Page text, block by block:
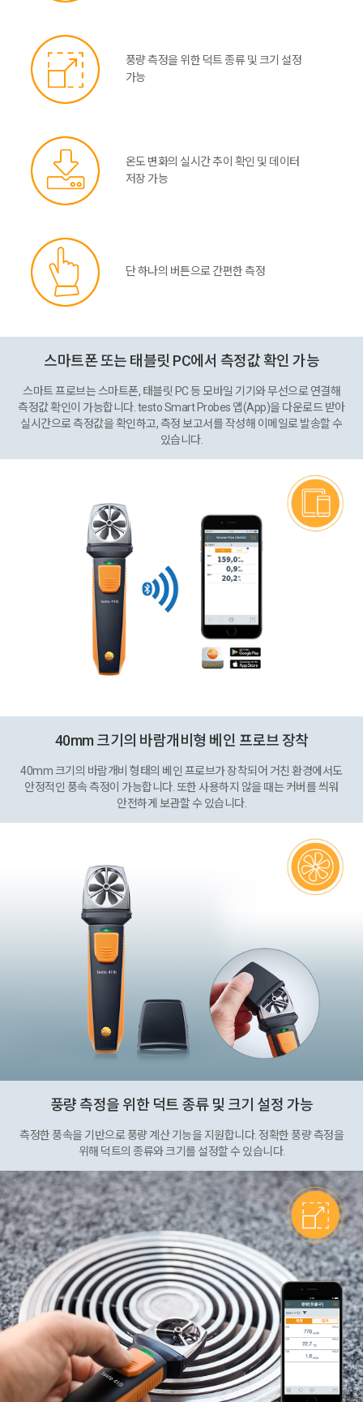
풍량 측정을 위한 덕트 종류 및 크기 설정
가능
온도 변화의 실시간 추이 확인 및 데이터
저장 가능
단 하나의 버튼으로 간편한 측정
스마트폰 또는 태블릿 PC에서 측정값 확인 가능
스마트 프로브는 스마트폰, 태블릿 PC 등 모바일 기기와 무선으로 연결해
측정값 확인이 가능합니다. testo Smart Probes 앱(App)을 다운로드 받아
실시간으로 측정값을 확인하고, 측정 보고서를 작성해 이메일로 발송할 수
있습니다.
40mm 크기의 바람개비형 베인 프로브 장착
40mm 크기의 바람개비 형태의 베인 프로브가 장착되어 거친 환경에서도
안정적인 풍속 측정이 가능합니다. 또한 사용하지 않을 때는 커버를 씌워
안전하게 보관할 수 있습니다.
풍량 측정을 위한 덕트 종류 및 크기 설정 가능
측정한 풍속을 기반으로 풍량 계산 기능을 지원합니다. 정확한 풍량 측정을
위해 덕트의 종류와 크기를 설정할 수 있습니다.